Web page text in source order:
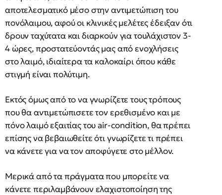
αποτελεσματικό μέσο στην αντιμετώπιση του
πονόλαιμου, αφού οι κλινικές μελέτες έδειξαν ότι
δρουν ταχύτατα και διαρκούν για τουλάχιστον 3-
4 ώρες, προστατεύοντάς μας από ενοχλήσεις
στο λαιμό, ιδιαίτερα τα καλοκαίρι όπου κάθε
στιγμή είναι πολύτιμη.
Εκτός όμως από το να γνωρίζετε τους τρόπους
που θα αντιμετώπισετε τον ερεθισμένο και με
πόνο λαιμό εξαιτίας του air-condition, θα πρέπει
επίσης να βεβαιωθείτε ότι γνωρίζετε τι πρέπει
να κάνετε για να τον αποφύγετε στο μέλλον.
Μερικά από τα πράγματα που μπορείτε να
κάνετε περιλαμβάνουν ελαχιστοποίηση της